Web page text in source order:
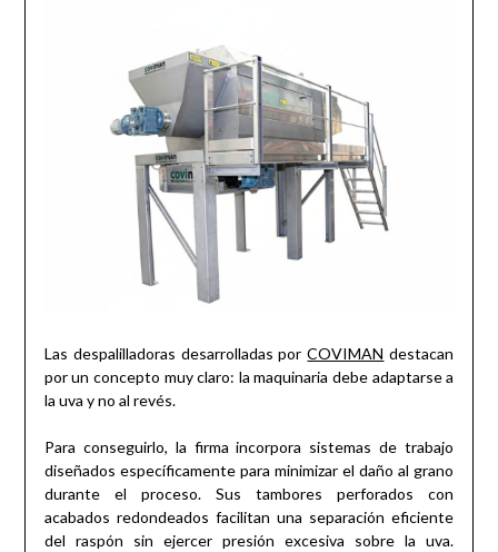
Las despalilladoras desarrolladas porCOVIMAN destacan
por un concepto muy claro: la maquinaria debe adaptarse a
la uva y no al revés.
Para conseguirlo, la firma incorpora sistemas de trabajo
diseñados específicamente para minimizar el daño al grano
durante el proceso. Sus tambores perforados con
acabados redondeados facilitan una separación eficiente
del raspón sin ejercer presión excesiva sobre la uva.